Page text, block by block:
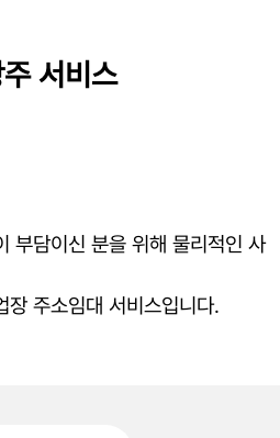
서비스
부담이신 분을 위해 물리적인 사
장 주소임대 서비스입니다.